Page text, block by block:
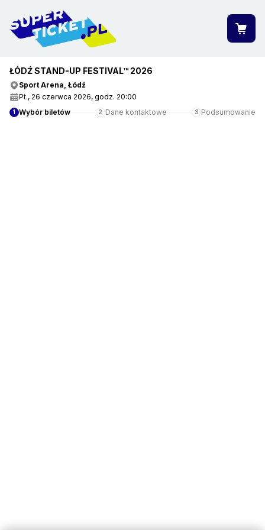
ZOBACZ WIĘCEJ
ŁÓDŹ STAND-UP FESTIVAL™ 2026
Sport Arena, Łódź
Pt., 26 czerwca 2026, godz. 20:00
1 Wybór biletów 2 Dane kontaktowe 3 Podsumowanie